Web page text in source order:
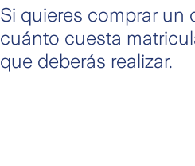
Si quieres comprar un
cuánto cuesta
que deberás realizar.